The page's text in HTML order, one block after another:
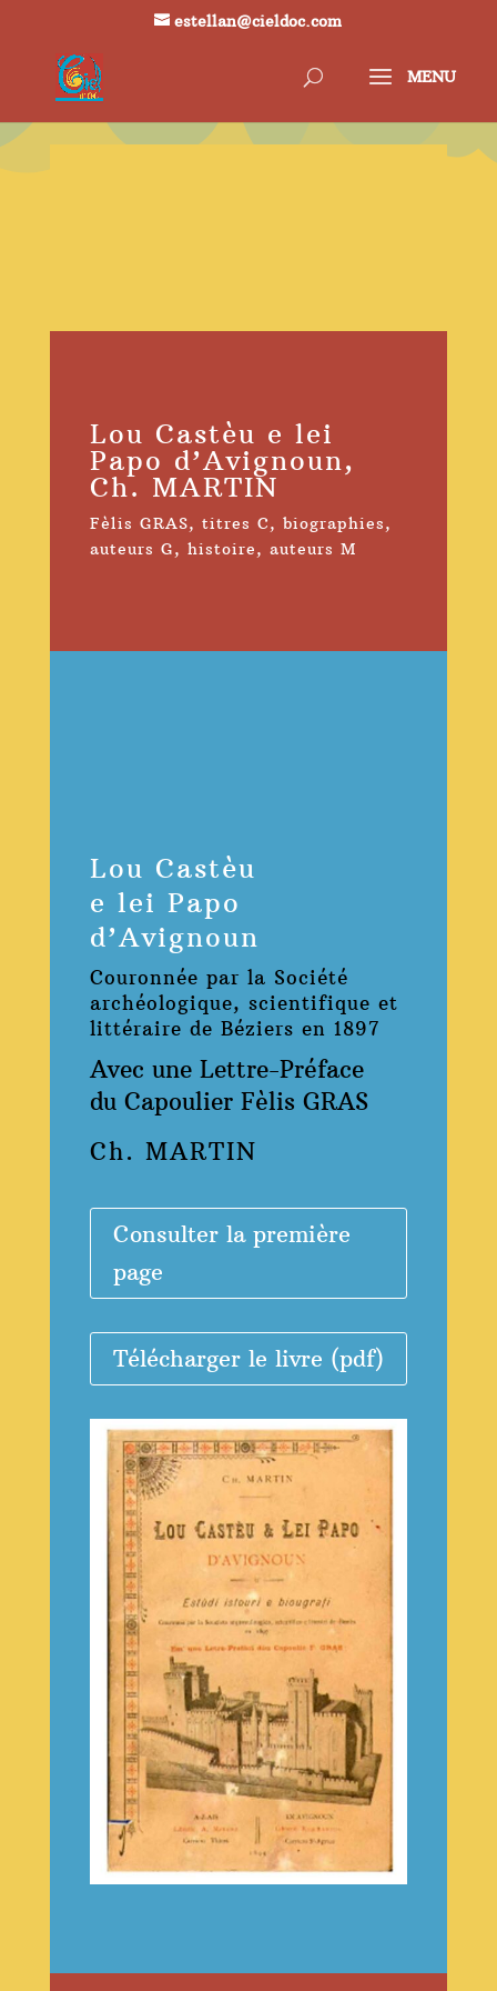
estellan@cieldoc.com
Lou Castèu e lei
Papo d’Avignoun,
Ch. MARTIN
Fèlis GRAS, titres C, biographies,
auteurs G, histoire, auteurs M
Lou Castèu
e lei Papo
d’Avignoun
Couronnée par la Société
archéologique, scientifique et
littéraire de Béziers en 1897
Avec une Lettre-Préface
du Capoulier Fèlis GRAS
Ch. MARTIN
Consulter la première
page
Télécharger le livre (pdf)